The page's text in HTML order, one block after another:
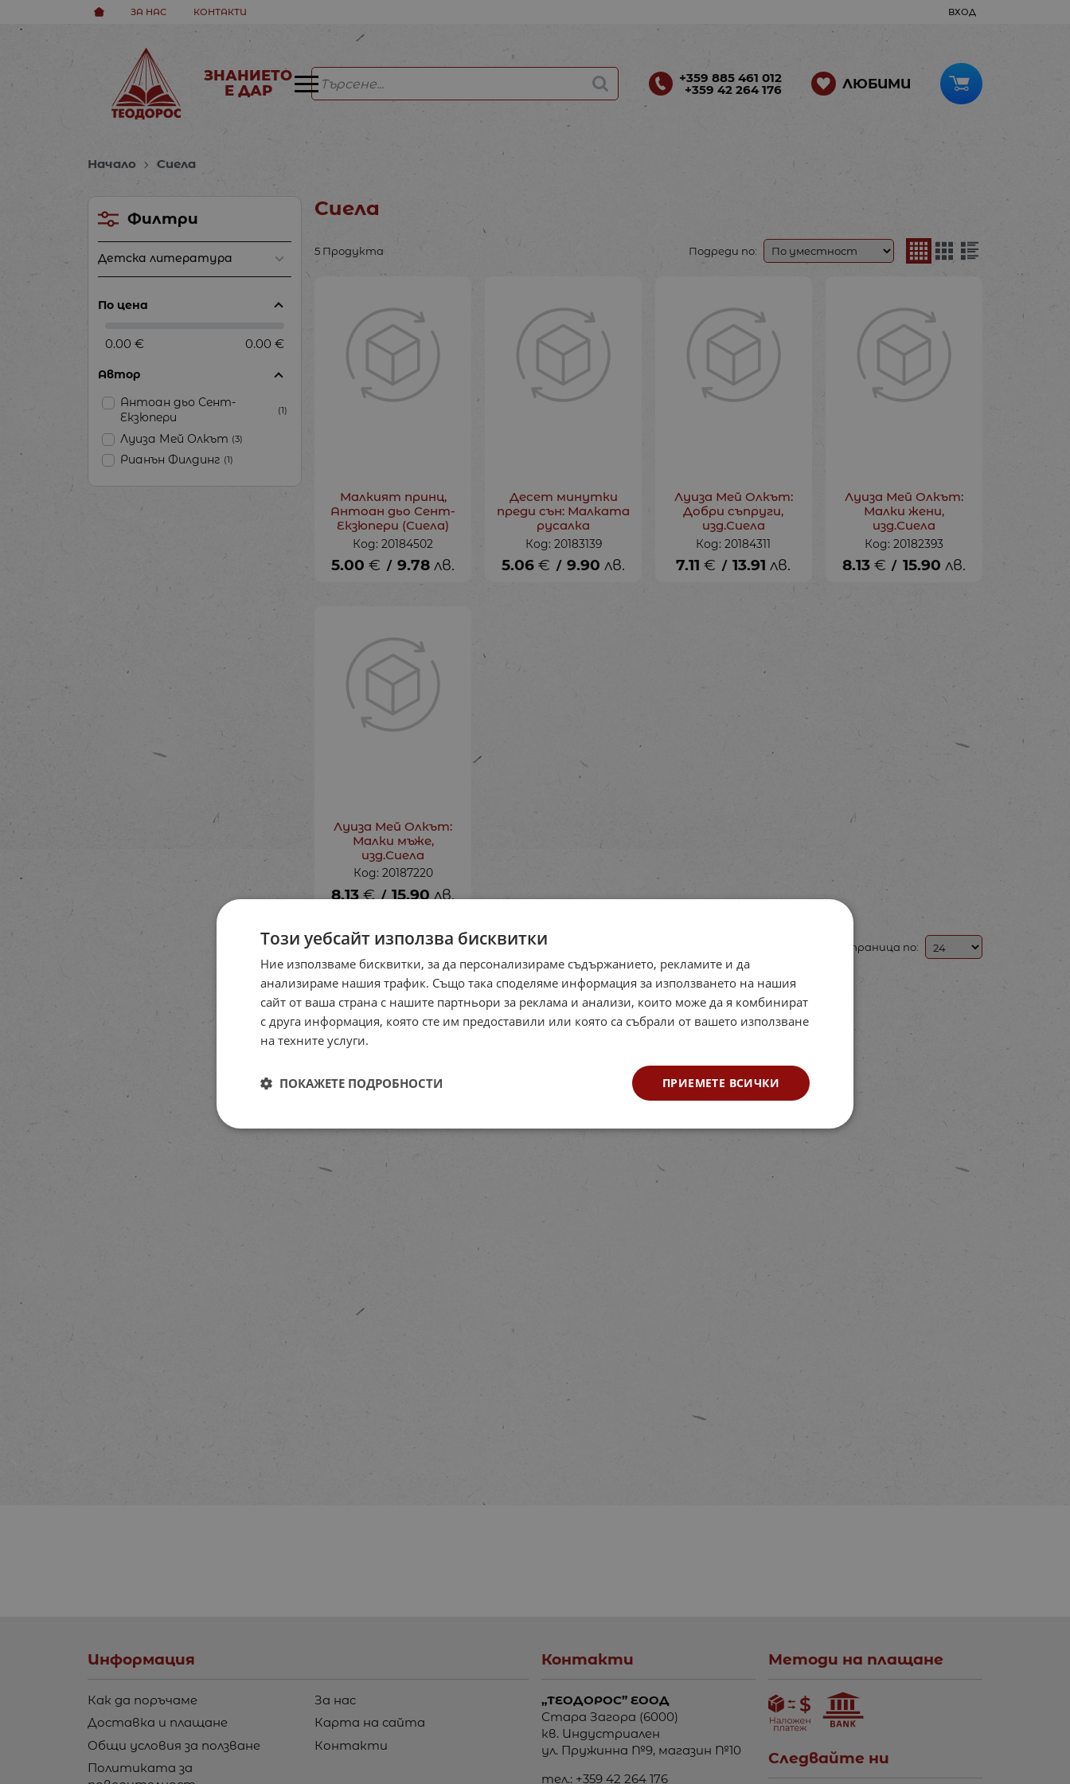
ЗА НАС КОНТАКТИ ВХОД
ЗНАНИЕТО
Е ДАР
+359 885 461 012
+359 42 264 176 ЛЮБИМИ
Начало Сиела
Сиела
5 Продукта Подреди по:
Малкият принц,
Антоан дьо Сент-
Екзюпери (Сиела)
Код: 20184502
5.00 € / 9.78 лв.
Десет минутки
преди сън: Малката
русалка
Код: 20183139
5.06 € / 9.90 лв.
Луиза Мей Олкът:
Добри съпруги,
изд.Сиела
Код: 20184311
7.11 € / 13.91 лв.
Луиза Мей Олкът:
Малки жени,
изд.Сиела
Код: 20182393
8.13 € / 15.90 лв.
Луиза Мей Олкът:
Малки мъже,
изд.Сиела
Код: 20187220
8.13 € / 15.90 лв.
На страница по:
Филтри
Детска литература
По цена
0.00 € 0.00 €
Автор
Антоан дьо Сент-
Екзюпери
(1)
Луиза Мей Олкът (3)
Рианън Филдинг (1)
Информация
Как да поръчаме
Доставка и плащане
Общи условия за ползване
Политиката за
За нас
Карта на сайта
Контакти
Контакти
„ТЕОДОРОС” ЕООД
Стара Загора (6000)
кв. Индустриален
ул. Пружинна №9, магазин №10
тел.: +359 42 264 176
Методи на плащане
Следвайте ни
Този уебсайт използва бисквитки
Ние използваме бисквитки, за да персонализираме съдържанието, рекламите и да
анализираме нашия трафик. Също така споделяме информация за използването на нашия
сайт от ваша страна с нашите партньори за реклама и анализи, които може да я комбинират
с друга информация, която сте им предоставили или която са събрали от вашето използване
на техните услуги.
ПРИЕМЕТЕ ВСИЧКИ
ПОКАЖЕТЕ ПОДРОБНОСТИ